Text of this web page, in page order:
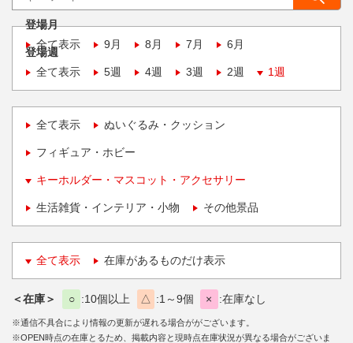
登場月
全て表示
9月 8月 7月 6月
登場週
全て表示
5週 4週 3週 2週 1週
全て表示 ぬいぐるみ・クッション
フィギュア・ホビー
キーホルダー・マスコット・アクセサリー
生活雑貨・インテリア・小物 その他景品
全て表示 在庫があるものだけ表示
＜在庫＞ ○ 10個以上 △ 1～9個 × 在庫なし
※通信不具合により情報の更新が遅れる場合ががございます。
※OPEN時点の在庫とるため、掲載内容と現時点在庫状況が異なる場合がございま